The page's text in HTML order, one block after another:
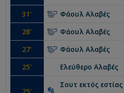
31 ' Φάουλ Αλαβές
28' Φάουλ Αλαβές
27' Φάουλ Αλαβές
25' Ελεύθερο Αλαβές
Σουτ εκτός εστίας